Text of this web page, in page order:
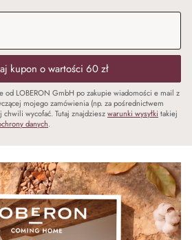
kupon o wartości 60 zł
od LOBERON GmbH po zakupie wiadomości e mail z
mojego zamówienia (np. za pośrednictwem
wycofać. Tutaj znajdzieszwarunki wysyłki takiej
danych.